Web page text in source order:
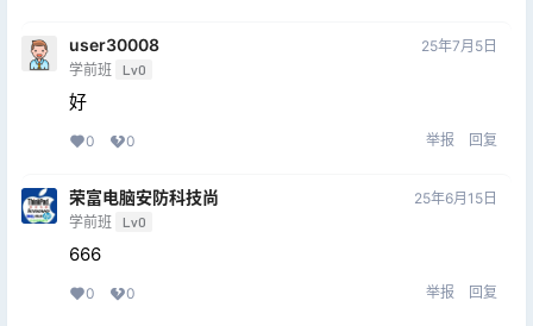
user30008
学前班 Lv0
25年7月5日
好
0 0 举报 回复
荣富电脑安防科技尚
学前班 Lv0
25年6月15日
666
0 0 举报 回复